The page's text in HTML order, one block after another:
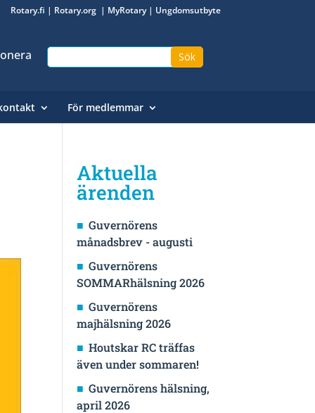
Rotary.fi | Rotary.org | MyRotary| Ungdomsutbyte
För medlemmar
Aktuella
ärenden
Guvernörens
månadsbrev - augusti
Guvernörens
SOMMARhälsning 2026
Guvernörens
majhälsning 2026
Houtskar RC träffas
även under sommaren!
Guvernörens hälsning,
april 2026